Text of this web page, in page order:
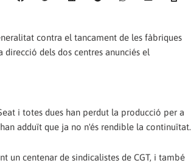
contra el tancament de les fàbriques
dels dos centres anunciés el
i totes dues han perdut la producció per a
adduït que ja no n'és rendible la continuïtat.
un centenar de sindicalistes de CGT, i també